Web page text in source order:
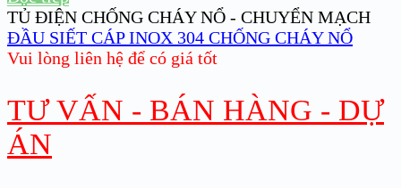
TỦ ĐIỆN CHỐNG CHÁY NỔ - CHUYỂN MẠCH
ĐẦU SIẾT CÁP INOX 304 CHỐNG CHÁY NỔ
Vui lòng liên hệ để có giá tốt
TƯ VẤN - BÁN HÀNG - DỰ
ÁN